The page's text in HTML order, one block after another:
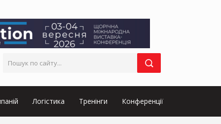
Логістика Тренінги Конференції